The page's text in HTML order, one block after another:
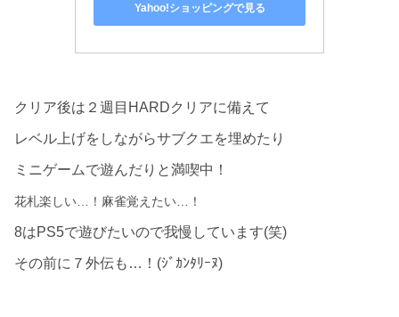
Yahoo!ショッピングで見る
クリア後は２週目HARDクリアに備えて
レベル上げをしながらサブクエを埋めたり
ミニゲームで遊んだりと満喫中！
花札楽しい…！ 麻雀覚えたい…！
8はPS5で遊びたいので我慢しています(笑)
その前に７外伝も…！(ｼﾞｶﾝﾀﾘｰﾇ)